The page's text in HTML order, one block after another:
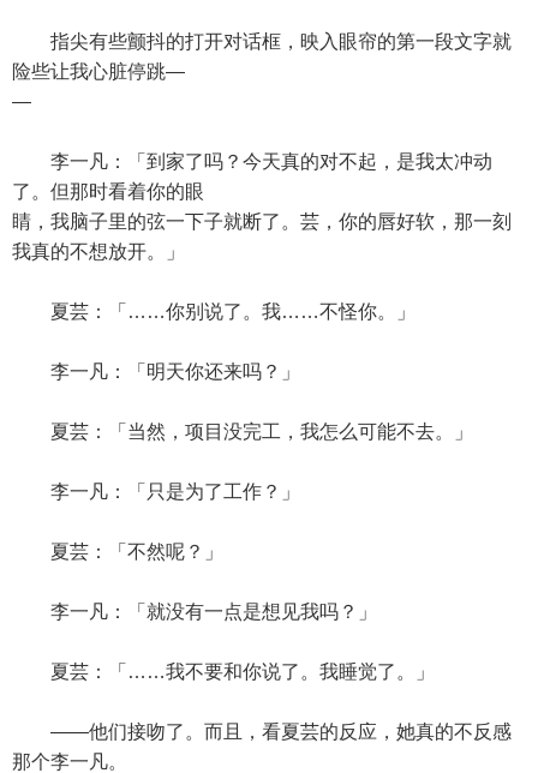
指尖有些颤抖的打开对话框，映入眼帘的第一段文字就
险些让我心脏停跳—
—
李一凡：「到家了吗？今天真的对不起，是我太冲动
了。但那时看着你的眼
睛，我脑子里的弦一下子就断了。芸，你的唇好软，那一刻
我真的不想放开。」
夏芸：「……你别说了。我……不怪你。」
李一凡：「明天你还来吗？」
夏芸：「当然，项目没完工，我怎么可能不去。」
李一凡：「只是为了工作？」
夏芸：「不然呢？」
李一凡：「就没有一点是想见我吗？」
夏芸：「……我不要和你说了。我睡觉了。」
——他们接吻了。而且，看夏芸的反应，她真的不反感
那个李一凡。